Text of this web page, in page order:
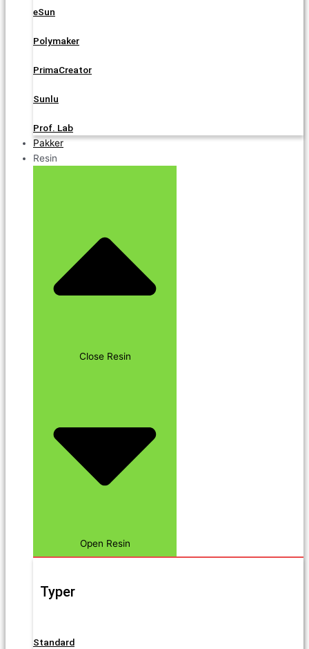
eSun
Polymaker
PrimaCreator
Sunlu
Prof. Lab
Pakker
Resin
Close Resin
Open Resin
Typer
Standard